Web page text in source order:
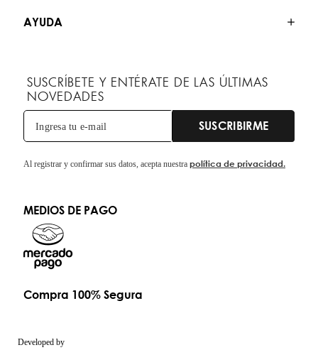
AYUDA
SUSCRÍBETE Y ENTÉRATE DE LAS ÚLTIMAS
NOVEDADES
SUSCRIBIRME
Al registrar y confirmar sus datos, acepta nuestra política de privacidad.
MEDIOS DE PAGO
Compra 100% Segura
Developed by